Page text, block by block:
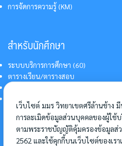
การจัดการความรู้ (KM)
สำหรับนักศึกษา
ระบบบริการการศึกษา (60)
ตารางเรียน/ตารางสอบ
การแต่งกายนักศึกษา
อื่นๆ
เว็บไซต์ มมร วิทยาเขตศรีล้านช้าง
การละเมิดข้อมูลส่วนบุคคลของผู้ใช้บ
ตามพระราชบัญญัติคุ้มครองข้อมูลส่
2562 และใช้คุกกี้บนเว็บไซต์ของเร